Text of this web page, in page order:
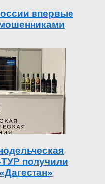
впервые
получили